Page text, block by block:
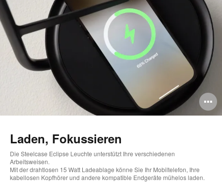
Laden, Fokussieren
Die Steelcase Eclipse Leuchte unterstützt Ihre verschiedenen
Arbeitsweisen.
Mit der drahtlosen 15 Watt Ladeablage könne Sie Ihr Mobiltelefon, Ihre
kabellosen Kopfhörer und andere kompatible Endgeräte mühelos laden.